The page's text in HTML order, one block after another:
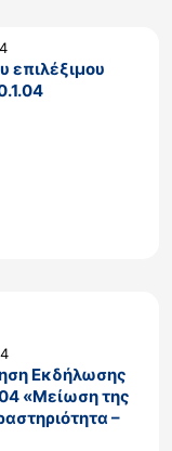
επιλέξιμου
Εκδήλωσης
«Μείωση της
–